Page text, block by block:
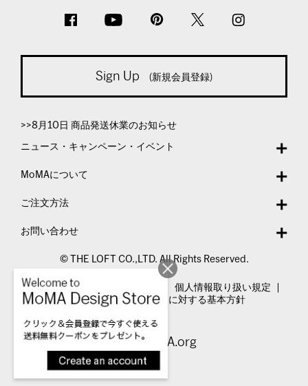
Sign Up (新規会員登録)
>>8月10日 商品発送休業のお知らせ
ニュース・キャンペーン・イベント
MoMAについて
ご注文方法
お問い合わせ
© THE LOFT CO.,LTD. All Rights Reserved.
特定商取引法表示
個人情報取り扱い規定
カスタマーハラスメントに対する基本方針
Visit MoMA.org